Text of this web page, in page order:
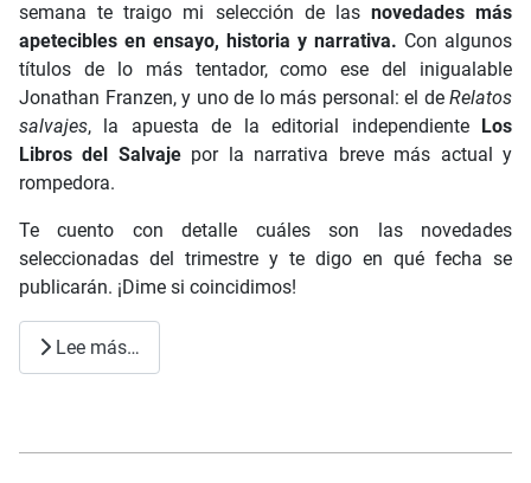
semana te traigo mi selección de las novedades más
apetecibles en ensayo, historia y narrativa. Con algunos
títulos de lo más tentador, como ese del inigualable
Jonathan Franzen, y uno de lo más personal: el deRelatos
salvajes, la apuesta de la editorial independienteLos
Libros del Salvajepor la narrativa breve más actual y
rompedora.
Te cuento con detalle cuáles son las novedades
seleccionadas del trimestre y te digo en qué fecha se
publicarán. ¡Dime si coincidimos!
Lee más…